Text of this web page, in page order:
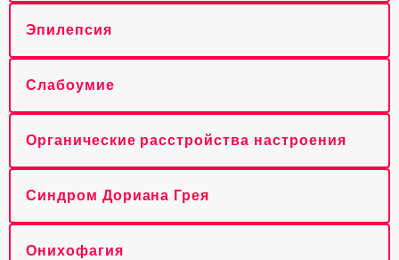
Эпилепсия
Слабоумие
Органические расстройства настроения
Синдром Дориана Грея
Онихофагия